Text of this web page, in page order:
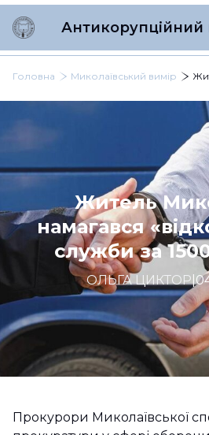
Антикорупційний
Головна Миколаївський вимір
Житель
намагався
служби за
ОЛЬГА ЦИКТОР
Прокурори Миколаївської